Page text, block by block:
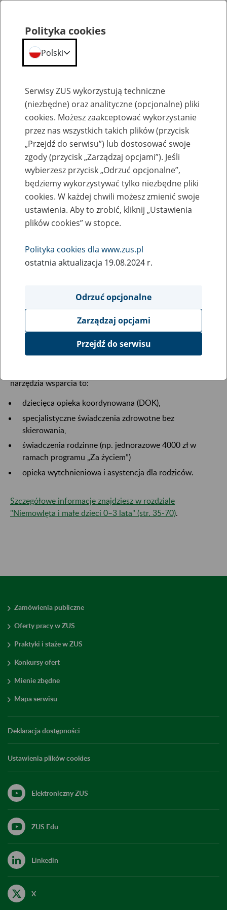
Wsparcie na każdym etapie życia
Niemowlęta i małe dzieci (0–3 lata)
Pierwsze trzy lata życia dziecka to czas intensywnego
rozwoju, ale też największej wrażliwości. W przypadku
niepełnosprawności wyzwaniem może być
rozpoznanie chorobyorazdostęp do specjalistycznej
opieki i wsparcia dla rodziny. Dlatego kluczowe jest
wczesne wykrycie trudności i objęcie dziecka oraz jego
narzędzia wsparcia to:
dziecięca opieka koordynowana (DOK),
specjalistyczne świadczenia zdrowotne bez
skierowania,
świadczenia rodzinne (np. jednorazowe 4000 zł w
ramach programu „Za życiem”)
opieka wytchnieniowa i asystencja dla rodziców.
Szczegółowe informacje znajdziesz w rozdziale
"Niemowlęta i małe dzieci 0–3 lata" (str. 35-70).​​​​​​​
Zamówienia publiczne
Oferty pracy w ZUS
Praktyki i staże w ZUS
Konkursy ofert
Mienie zbędne
Mapa serwisu
Deklaracja dostępności
Ustawienia plików cookies
Elektroniczny ZUS
ZUS Edu
Linkedin
X
Polityka cookies
Polski
Serwisy ZUS wykorzystują techniczne
(niezbędne) oraz analityczne (opcjonalne) pliki
cookies. Możesz zaakceptować wykorzystanie
przez nas wszystkich takich plików (przycisk
„Przejdź do serwisu”) lub dostosować swoje
zgody (przycisk „Zarządzaj opcjami”). Jeśli
wybierzesz przycisk „Odrzuć opcjonalne”,
będziemy wykorzystywać tylko niezbędne pliki
cookies. W każdej chwili możesz zmienić swoje
ustawienia. Aby to zrobić, kliknij „Ustawienia
plików cookies” w stopce.
Polityka cookies dla www.zus.pl
ostatnia aktualizacja 19.08.2024 r.
Odrzuć opcjonalne
Zarządzaj opcjami
Przejdź do serwisu